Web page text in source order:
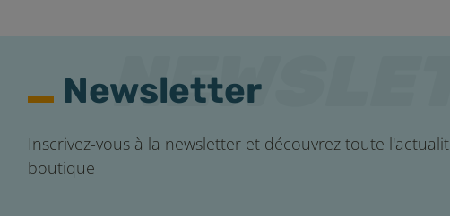
Newsletter
Inscrivez-vous à la newsletter et découvrez toute
boutique